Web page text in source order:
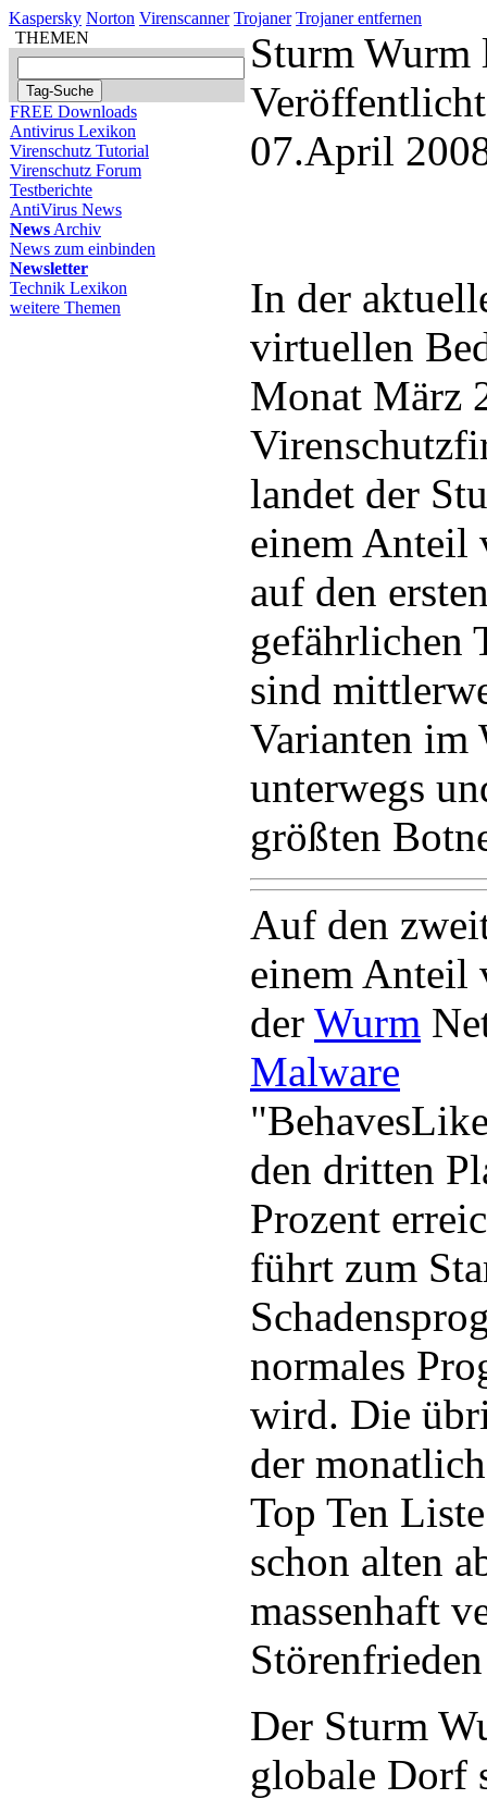
Kaspersky Norton Virenscanner Trojaner Trojaner entfernen
THEMEN
FREE Downloads
Antivirus Lexikon
Virenschutz Tutorial
Virenschutz Forum
Testberichte
AntiVirus News
News Archiv
News zum einbinden
Newsletter
Technik Lexikon
weitere Themen
Sturm Wurm
07.April
In der
virtuellen
Monat März
landet der
einem Anteil
auf den
gefährlichen
sind
Varianten im
unterwegs
größten
Auf den
einem Anteil
der Wurm
Malware
den dritten
Prozent
führt zum
normales
wird. Die
der
Top Ten
schon alten
massenhaft
Der Sturm
globale Dorf